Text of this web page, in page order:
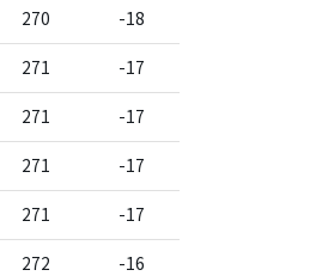
270 -18
271 -17
271 -17
271 -17
271 -17
272 -16